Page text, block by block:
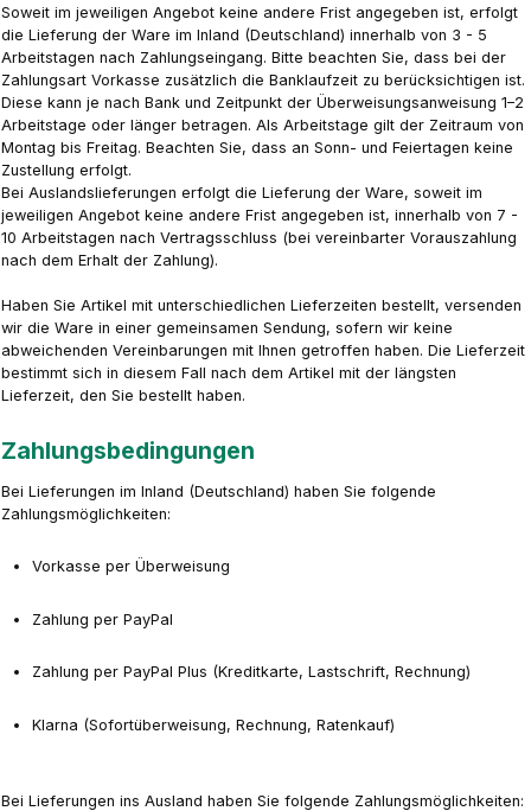
Soweit im jeweiligen Angebot keine andere Frist angegeben ist, erfolgt
die Lieferung der Ware im Inland (Deutschland) innerhalb von 3 - 5
Arbeitstagen nach Zahlungseingang. Bitte beachten Sie, dass bei der
Zahlungsart Vorkasse zusätzlich die Banklaufzeit zu berücksichtigen ist.
Diese kann je nach Bank und Zeitpunkt der Überweisungsanweisung 1–2
Arbeitstage oder länger betragen. Als Arbeitstage gilt der Zeitraum von
Montag bis Freitag. Beachten Sie, dass an Sonn- und Feiertagen keine
Zustellung erfolgt.
Bei Auslandslieferungen erfolgt die Lieferung der Ware, soweit im
jeweiligen Angebot keine andere Frist angegeben ist, innerhalb von 7 -
10 Arbeitstagen nach Vertragsschluss (bei vereinbarter Vorauszahlung
nach dem Erhalt der Zahlung).
Haben Sie Artikel mit unterschiedlichen Lieferzeiten bestellt, versenden
wir die Ware in einer gemeinsamen Sendung, sofern wir keine
abweichenden Vereinbarungen mit Ihnen getroffen haben. Die Lieferzeit
bestimmt sich in diesem Fall nach dem Artikel mit der längsten
Lieferzeit, den Sie bestellt haben.
Zahlungsbedingungen
Bei Lieferungen im Inland (Deutschland) haben Sie folgende
Zahlungsmöglichkeiten:
Vorkasse per Überweisung
Zahlung per PayPal
Zahlung per PayPal Plus (Kreditkarte, Lastschrift, Rechnung)
Klarna (Sofortüberweisung, Rechnung, Ratenkauf)
Bei Lieferungen ins Ausland haben Sie folgende Zahlungsmöglichkeiten: